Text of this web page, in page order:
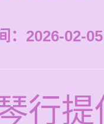
：2026-02-
行